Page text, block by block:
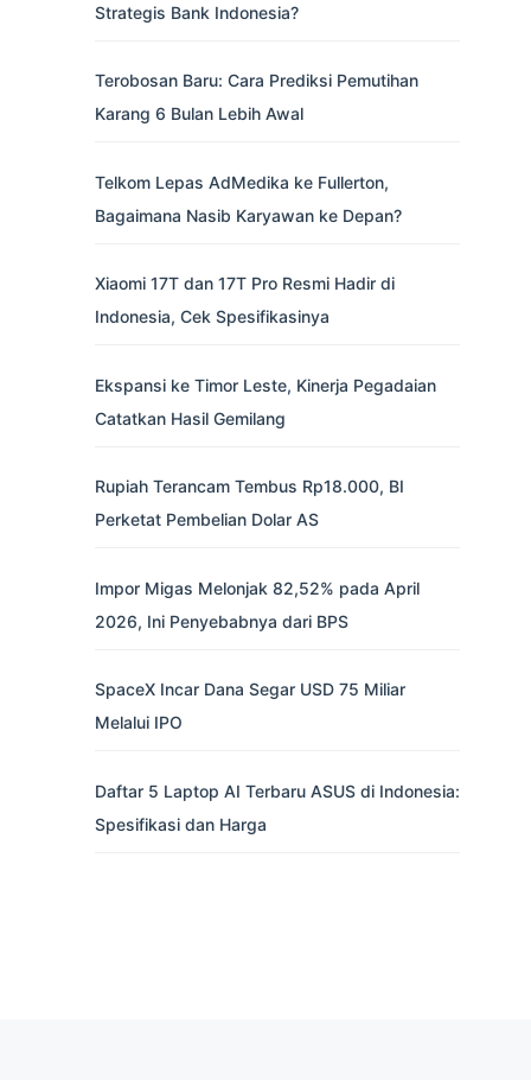
Strategis Bank Indonesia?
Terobosan Baru: Cara Prediksi Pemutihan
Karang 6 Bulan Lebih Awal
Telkom Lepas AdMedika ke Fullerton,
Bagaimana Nasib Karyawan ke Depan?
Xiaomi 17T dan 17T Pro Resmi Hadir di
Indonesia, Cek Spesifikasinya
Ekspansi ke Timor Leste, Kinerja Pegadaian
Catatkan Hasil Gemilang
Rupiah Terancam Tembus Rp18.000, BI
Perketat Pembelian Dolar AS
Impor Migas Melonjak 82,52% pada April
2026, Ini Penyebabnya dari BPS
SpaceX Incar Dana Segar USD 75 Miliar
Melalui IPO
Daftar 5 Laptop AI Terbaru ASUS di Indonesia:
Spesifikasi dan Harga